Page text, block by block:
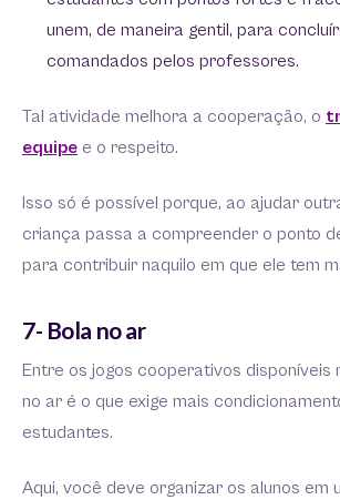
unem, de maneira gentil, para
comandados pelos professores.
Tal atividade melhora a cooperação, o
equipe e o respeito.
Isso só é possível porque, ao ajudar
criança passa a compreender o ponto
para contribuir naquilo em que ele tem
7- Bola no ar
Entre os jogos cooperativos disponíveis
no ar é o que exige mais
estudantes.
Aqui, você deve organizar os alunos em